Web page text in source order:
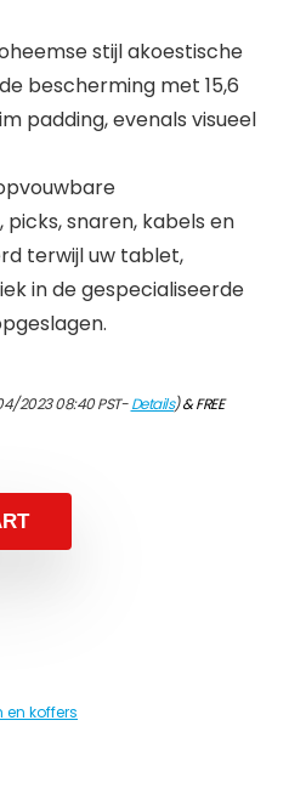
stijl akoestische
bescherming met 15,6
padding, evenals visueel
snaren, kabels en
terwijl uw tablet,
in de gespecialiseerde
2023 08:40 PST-Details)&FREE
en koffers